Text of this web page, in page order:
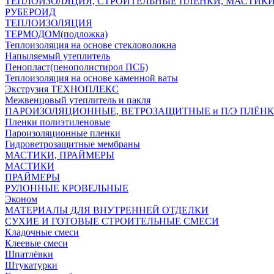
РУБЕРОИД
ТЕПЛОИЗОЛЯЦИЯ
ТЕРМОДОМ(подложка)
Теплоизоляция на основе стекловолокна
Напыляемый утеплитель
Пенопласт(пенополистирол ПСБ)
Теплоизоляция на основе каменной ваты
Экструзия ТЕХНОПЛЕКС
Межвенцовый утеплитель и пакля
ПАРОИЗОЛЯЦИОННЫЕ, ВЕТРОЗАЩИТНЫЕ и П/Э
Пленки полиэтиленовые
Пароизоляционные пленки
Гидроветрозащитные мембраны
МАСТИКИ, ПРАЙМЕРЫ
МАСТИКИ
ПРАЙМЕРЫ
РУЛОННЫЕ КРОВЕЛЬНЫЕ
Эконом
МАТЕРИАЛЫ ДЛЯ ВНУТРЕННЕЙ ОТДЕЛКИ
СУХИЕ И ГОТОВЫЕ СТРОИТЕЛЬНЫЕ СМЕСИ
Кладочные смеси
Клеевые смеси
Шпатлёвки
Штукатурки